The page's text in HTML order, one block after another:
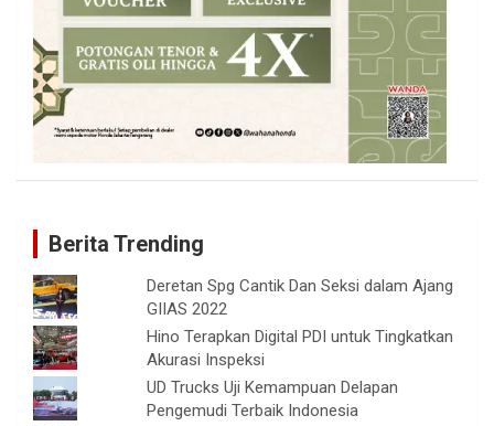
Berita Trending
Deretan Spg Cantik Dan Seksi dalam Ajang
GIIAS 2022
Hino Terapkan Digital PDI untuk Tingkatkan
Akurasi Inspeksi
UD Trucks Uji Kemampuan Delapan
Pengemudi Terbaik Indonesia